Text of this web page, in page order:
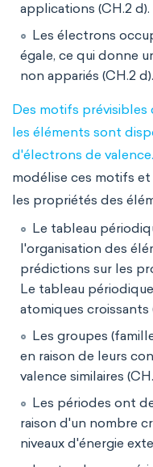
applications (CH.2 d).
Les électrons
égale, ce qui donne
non appariés (CH.2 d).
Des motifs
les éléments sont
d'électrons de valence.
modélise ces motifs
les propriétés des
Le tableau
l'organisation des
prédictions sur les
Le tableau
atomiques croissants
Les groupes
en raison de leurs
valence similaires
Les périodes ont
raison d'un nombre
niveaux d'énergie